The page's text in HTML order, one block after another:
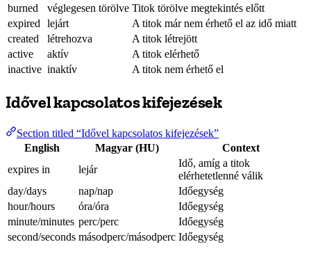
burned
véglegesen törölve Titok törölve megtekintés előtt
expired
lejárt
A titok már nem érhető el az idő miatt
created
létrehozva
A titok létrejött
active
aktív
A titok elérhető
inactive inaktív A titok nem érhető el
Idővel kapcsolatos kifejezések
Section titled “Idővel kapcsolatos kifejezések”
English
Magyar (HU)
Context
expires in
lejár
Idő, amíg a titok
elérhetetlenné válik
day/days
nap/nap
Időegység
hour/hours
óra/óra
Időegység
minute/minutes perc/perc
Időegység
second/seconds másodperc/másodperc Időegység